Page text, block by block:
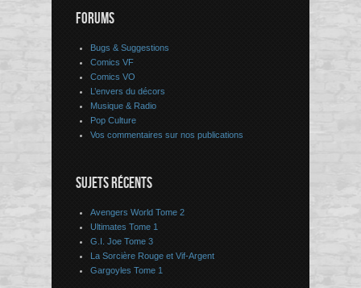
FORUMS
Bugs & Suggestions
Comics VF
Comics VO
L’envers du décors
Musique & Radio
Pop Culture
Vos commentaires sur nos publications
SUJETS RÉCENTS
Avengers World Tome 2
Ultimates Tome 1
G.I. Joe Tome 3
La Sorcière Rouge et Vif-Argent
Gargoyles Tome 1